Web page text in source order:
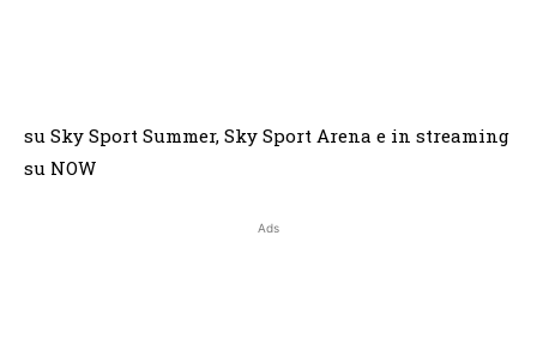
su Sky Sport Summer, Sky Sport Arena e in streaming
su NOW
Ads